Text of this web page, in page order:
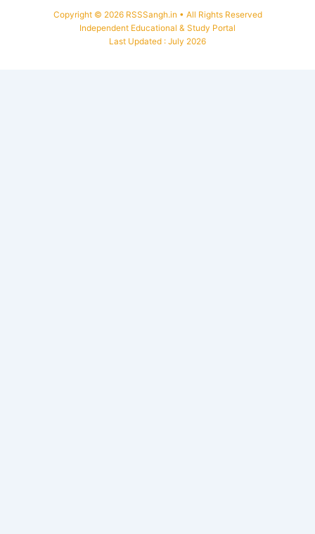
Copyright © 2026 RSSSangh.in • All Rights Reserved
Independent Educational & Study Portal
Last Updated : July 2026